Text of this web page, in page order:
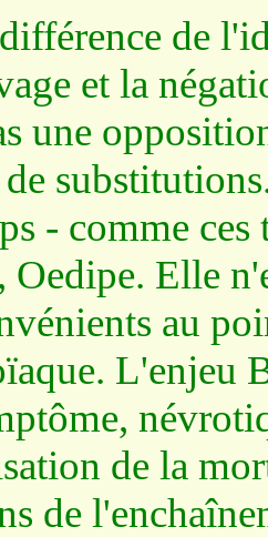
de
et la
une
- comme
Oedipe. Elle
au
L'enjeu
de la
de